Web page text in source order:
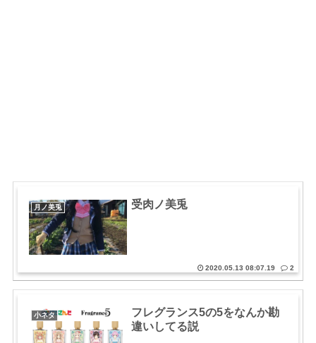
月ノ美兎 受肉ノ美兎
2020.05.13 08:07.19 2
小ネタ
フレグランス5の5をなんか勘
違いしてる説